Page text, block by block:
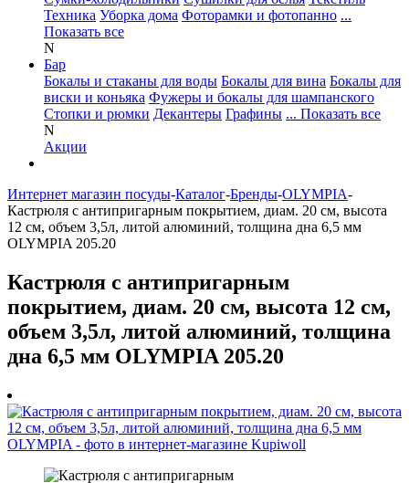
Техника Уборка дома Фоторамки и фотопанно ...
Показать все
N
Бар
Бокалы и стаканы для воды Бокалы для вина Бокалы для
виски и коньяка Фужеры и бокалы для шампанского
Стопки и рюмки Декантеры Графины ... Показать все
N
Акции
Интернет магазин посуды-Каталог-Бренды-OLYMPIA-
Кастрюля с антипригарным покрытием, диам. 20 см, высота
12 см, объем 3,5л, литой алюминий, толщина дна 6,5 мм
OLYMPIA 205.20
Кастрюля с антипригарным
покрытием, диам. 20 см, высота 12 см,
объем 3,5л, литой алюминий, толщина
дна 6,5 мм OLYMPIA 205.20